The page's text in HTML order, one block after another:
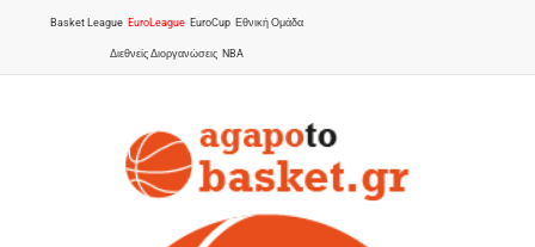
Basket League EuroLeague EuroCup Εθνική Ομάδα
Διεθνείς Διοργανώσεις NBA